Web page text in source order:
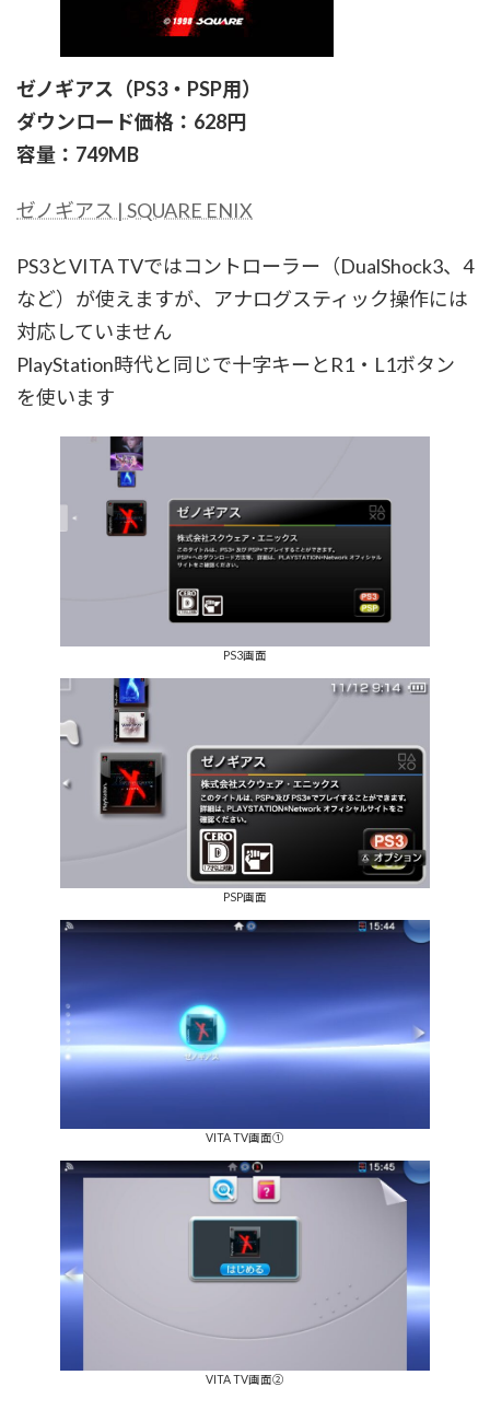
ゼノギアス（PS3・PSP用）
ダウンロード価格：628円
容量：749MB
ゼノギアス | SQUARE ENIX
PS3とVITA TVではコントローラー（DualShock3、4
など）が使えますが、アナログスティック操作には
対応していません
PlayStation時代と同じで十字キーとR1・L1ボタン
を使います
PS3画面
PSP画面
VITA TV画面①
VITA TV画面②